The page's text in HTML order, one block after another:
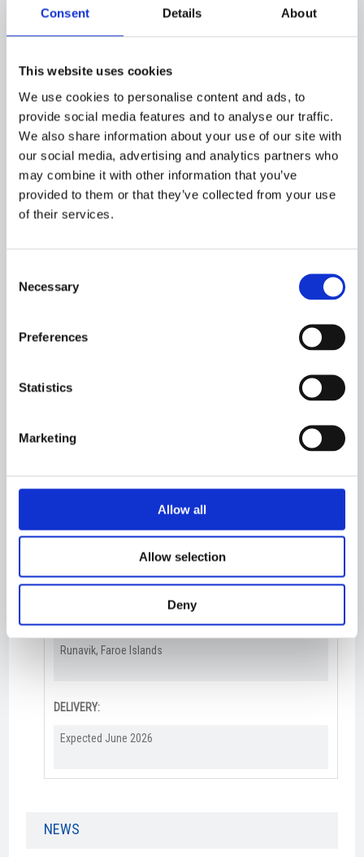
Consent Details About
This website uses cookies
We use cookies to personalise content and ads, to
provide social media features and to analyse our traffic.
We also share information about your use of our site with
our social media, advertising and analytics partners who
may combine it with other information that you’ve
provided to them or that they’ve collected from your use
of their services.
Selection
Necessary
Preferences
Statistics
Marketing
Allow all
Allow selection
Deny
RSW-PLANT
VACUUM SYSTEM:
CAPACITIES:
RSW tanks:
m3
Fresh water:
SPEED:
DESIGN:
Karstensens Skibsværft A/S
​Faroe Origin P/F
HOMEPORT:
Runavik, Faroe Islands​
DELIVERY:
Expected June 2026​
NEWS​